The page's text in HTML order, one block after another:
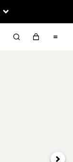
次へ